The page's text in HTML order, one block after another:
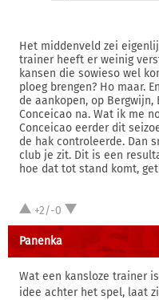
Het middenveld zei
trainer heeft er weinig
kansen die sowieso wel
ploeg brengen? Ho maar.
de aankopen, op
Conceicao na. Wat ik me
Conceicao eerder dit
de hak controleerde. Dan
club je zit. Dit is een
hoe dat tot stand komt,
+2/-0
Panenka
Wat een kansloze trainer
idee achter het spel, laat